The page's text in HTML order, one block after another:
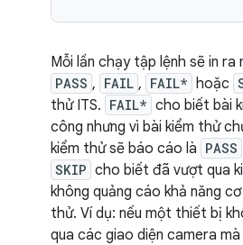
Mỗi lần chạy tập lệnh sẽ in
PASS , FAIL , FAIL* hoặc
thử ITS. FAIL* cho biết bài
công nhưng vì bài kiểm thử
kiểm thử sẽ báo cáo là PASS
SKIP cho biết đã vượt qua
không quảng cáo khả năng
thử. Ví dụ: nếu một thiết bị
qua các giao diện camera